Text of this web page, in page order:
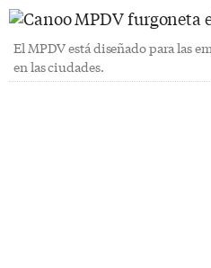
El MPDV está diseñado para las
en las ciudades.